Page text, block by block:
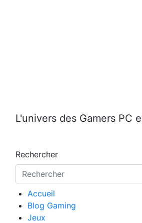
L'univers des Gamers PC
Rechercher
Accueil
Blog Gaming
Jeux